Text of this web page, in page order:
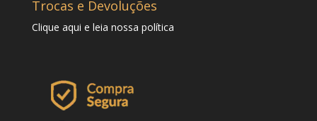
Trocas e Devoluções
Clique aqui e leia nossa política